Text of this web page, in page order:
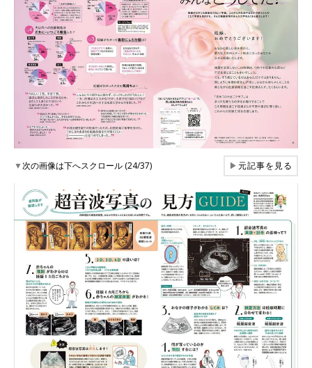
▼次の画像は下へスクロール (24/37) ▶元記事を見る